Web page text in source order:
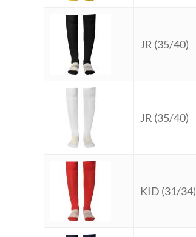
JR (35/40)
JR (35/40)
KID (31/34)